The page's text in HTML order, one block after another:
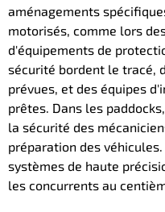
aménagements
motorisés, comme lors
d'équipements de
sécurité bordent le tracé,
prévues, et des équipes
prêtes. Dans les
la sécurité des
préparation des
systèmes de haute
les concurrents au